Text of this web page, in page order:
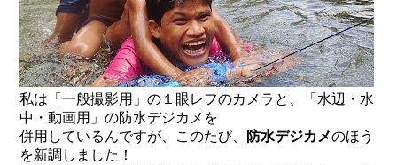
私は「一般撮影用」の１眼レフのカメラと、「水辺・水
中・動画用」の防水デジカメを
併用しているんですが、このたび、
防水デジカメのほう
を新調しました！